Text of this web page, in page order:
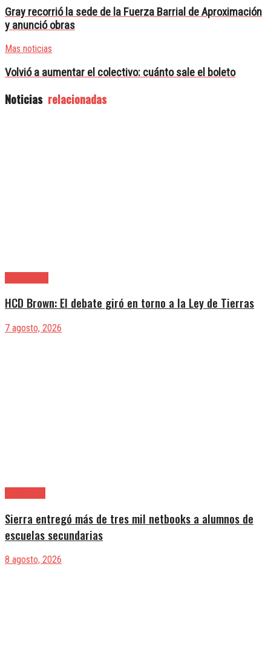
Gray recorrió la sede de la Fuerza Barrial de Aproximación
y anunció obras
Mas noticias
Volvió a aumentar el colectivo: cuánto sale el boleto
Noticias relacionadas
HCD Brown: El debate giró en torno a la Ley de Tierras
7 agosto, 2026
Sierra entregó más de tres mil netbooks a alumnos de
escuelas secundarias
8 agosto, 2026